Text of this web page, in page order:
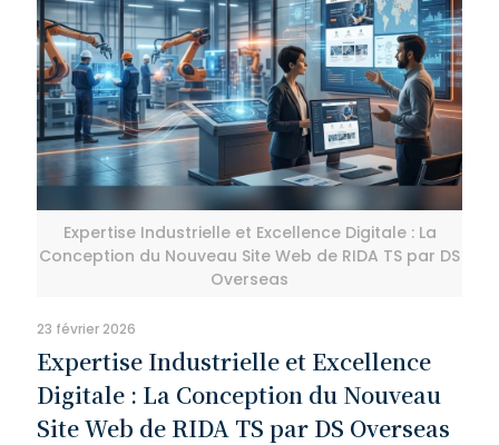
Expertise Industrielle et Excellence Digitale : La
Conception du Nouveau Site Web de RIDA TS par DS
Overseas
23 février 2026
Expertise Industrielle et Excellence
Digitale : La Conception du Nouveau
Site Web de RIDA TS par DS Overseas